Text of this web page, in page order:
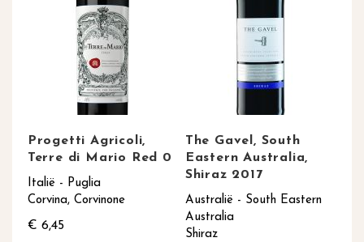
Progetti Agricoli,
Terre di Mario Red 0
Italië - Puglia
Corvina, Corvinone
€ 6,45
The Gavel, South
Eastern Australia,
Shiraz 2017
Australië - South Eastern
Australia
Shiraz